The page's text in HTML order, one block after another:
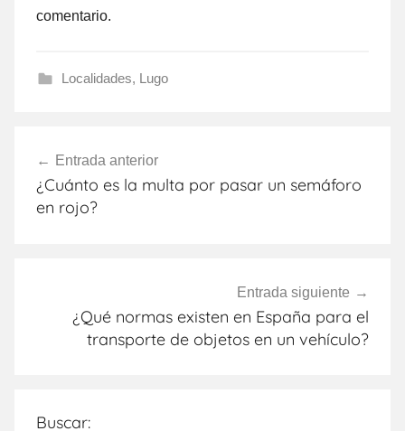
comentario.
Localidades, Lugo
de
entradas
Entrada anterior
¿Cuánto es la multa por pasar un semáforo
en rojo?
Entrada siguiente
¿Qué normas existen en España para el
transporte de objetos en un vehículo?
Buscar: